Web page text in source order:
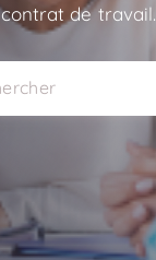
contrat de travail.